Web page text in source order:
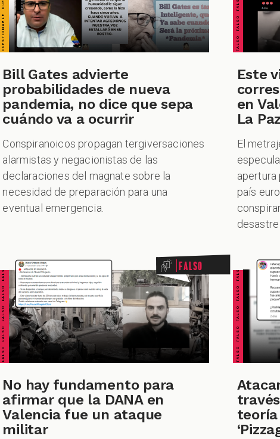
Bill Gates advierte
probabilidades de nueva
pandemia, no dice que sepa
cuándo va a ocurrir
Conspiranoicos propagan tergiversaciones
alarmistas y negacionistas de las
declaraciones del magnate sobre la
necesidad de preparación para una
eventual emergencia.
Este
en
La
El
apertura
país
desastre
FALSO FALSO FALSO FALSO FALSO FALSO FALSO Falso
No hay fundamento para
afirmar que la DANA en
Valencia fue un ataque
militar
FALSO FALSO FALSO FALSO FALSO FALSO FALSO